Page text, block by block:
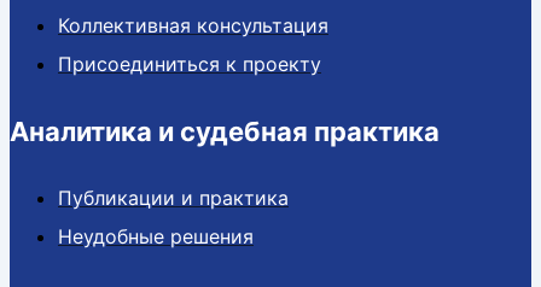
Коллективная консультация
Присоединиться к проекту
Аналитика и судебная практика
Публикации и практика
Неудобные решения